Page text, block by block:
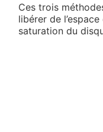
Ces trois
libérer de
saturation du